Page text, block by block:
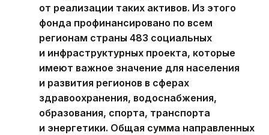
от реализации таких активов. Из этого
фонда профинансировано по всем
регионам страны 483 социальных
и инфраструктурных проекта, которые
имеют важное значение для населения
и развития регионов в сферах
здравоохранения, водоснабжения,
образования, спорта, транспорта
и энергетики. Общая сумма направленных